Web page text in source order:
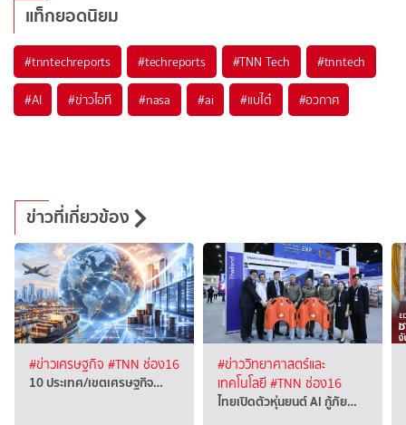
แท็กยอดนิยม
#tnntechreports #techreports #TNN Tech #tnntech
#AI #ข่าวไอที #nasa #ai #แบไต๋ #อวกาศ
ข่าวที่เกี่ยวข้อง
#ข่าวเศรษฐกิจ #TNN ช่อง16
10 ประเทศ/เขตเศรษฐกิจ…
#ข่าววิทยาศาสตร์และ
เทคโนโลยี#TNN ช่อง16
ไทยเปิดตัวหุ่นยนต์ AI กู้ภัย…